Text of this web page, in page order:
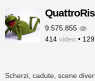
9.575.855
414 video • 129
Scherzi, cadute, scene